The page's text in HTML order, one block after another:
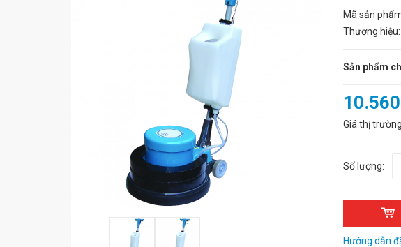
Mã sản
Thương hiệu:
Sản phẩm
Giá thị trường
Số lượng:
Hướng dẫn